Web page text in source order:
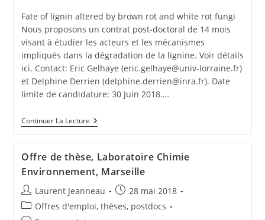
Fate of lignin altered by brown rot and white rot fungi
Nous proposons un contrat post-doctoral de 14 mois
visant à étudier les acteurs et les mécanismes
impliqués dans la dégradation de la lignine. Voir détails
ici. Contact: Eric Gelhaye (eric.gelhaye@univ-lorraine.fr)
et Delphine Derrien (delphine.derrien@inra.fr). Date
limite de candidature: 30 Juin 2018.…
Continuer La Lecture
Offre de thèse, Laboratoire Chimie
Environnement, Marseille
Laurent Jeanneau
28 mai 2018
Offres d'emploi, thèses, postdocs